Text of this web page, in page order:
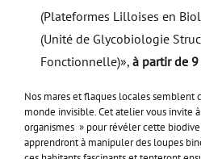
(Plateformes Lilloises en
(Unité de Glycobiologie
Fonctionnelle)», à partirde 9
Nos mares et flaques locales semblent
monde invisible. Cet atelier vous invite
organismes » pour révéler cette
apprendront à manipuler des loupes